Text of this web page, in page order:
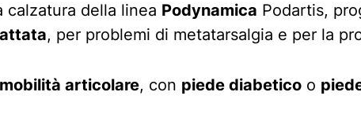
calzatura della linea Podynamica Podartis,
, per problemi di metatarsalgia e per la
articolare, con piede diabeticoo